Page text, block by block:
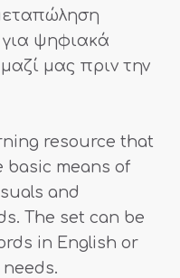
για ψηφιακά
μας πριν την
resource that
means of
and
The set can be
in English or